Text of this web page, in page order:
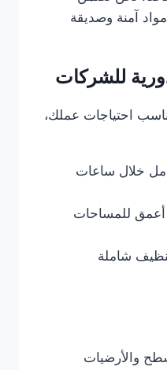
آمنة وصديقة
للشركات
احتياجات عملك،
خلال ساعات
للمساحات
شاملة
والأرضيات